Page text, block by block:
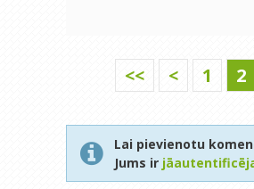
<< < 1 2
Lai pievienotu
Jums ir